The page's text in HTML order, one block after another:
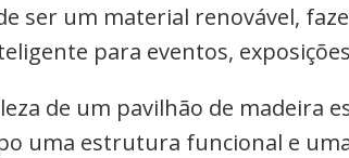
ser um material renovável,
para eventos,
de um pavilhão de madeira
uma estrutura funcional e